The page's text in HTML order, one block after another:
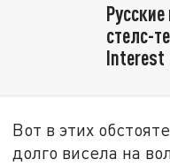
стелс-
Interest
Вот в этих
долго висела на